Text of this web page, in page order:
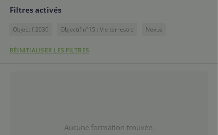
Filtres activés
Objectif 2030 Objectif n°15 : Vie terrestre Nexus
RÉINITIALISER LES FILTRES
Aucune formation trouvée.